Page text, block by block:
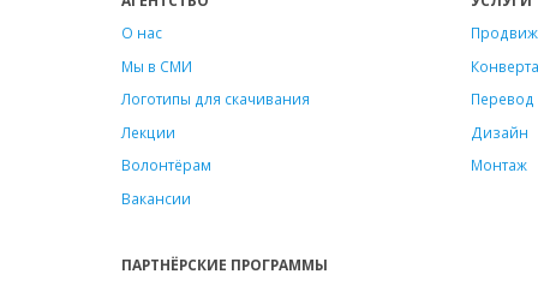
О нас
Мы в СМИ
Логотипы для скачивания
Лекции
Волонтёрам
Вакансии
ПАРТНЁРСКИЕ ПРОГРАММЫ
Перевод
Дизайн
Монтаж